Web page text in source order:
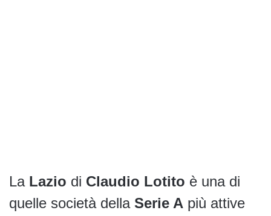
La Lazio di Claudio Lotito è una di
quelle società della Serie A più attive